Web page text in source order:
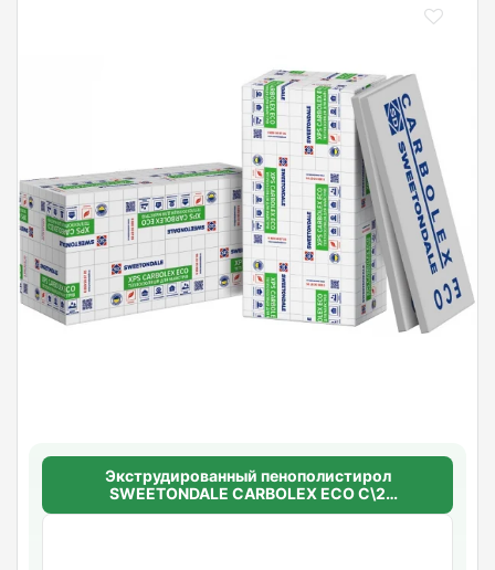
Экструдированный пенополистирол
SWEETONDALE CARBOLEX ECO C\2
(шероховатый) 40мм.*1180мм.*580мм.